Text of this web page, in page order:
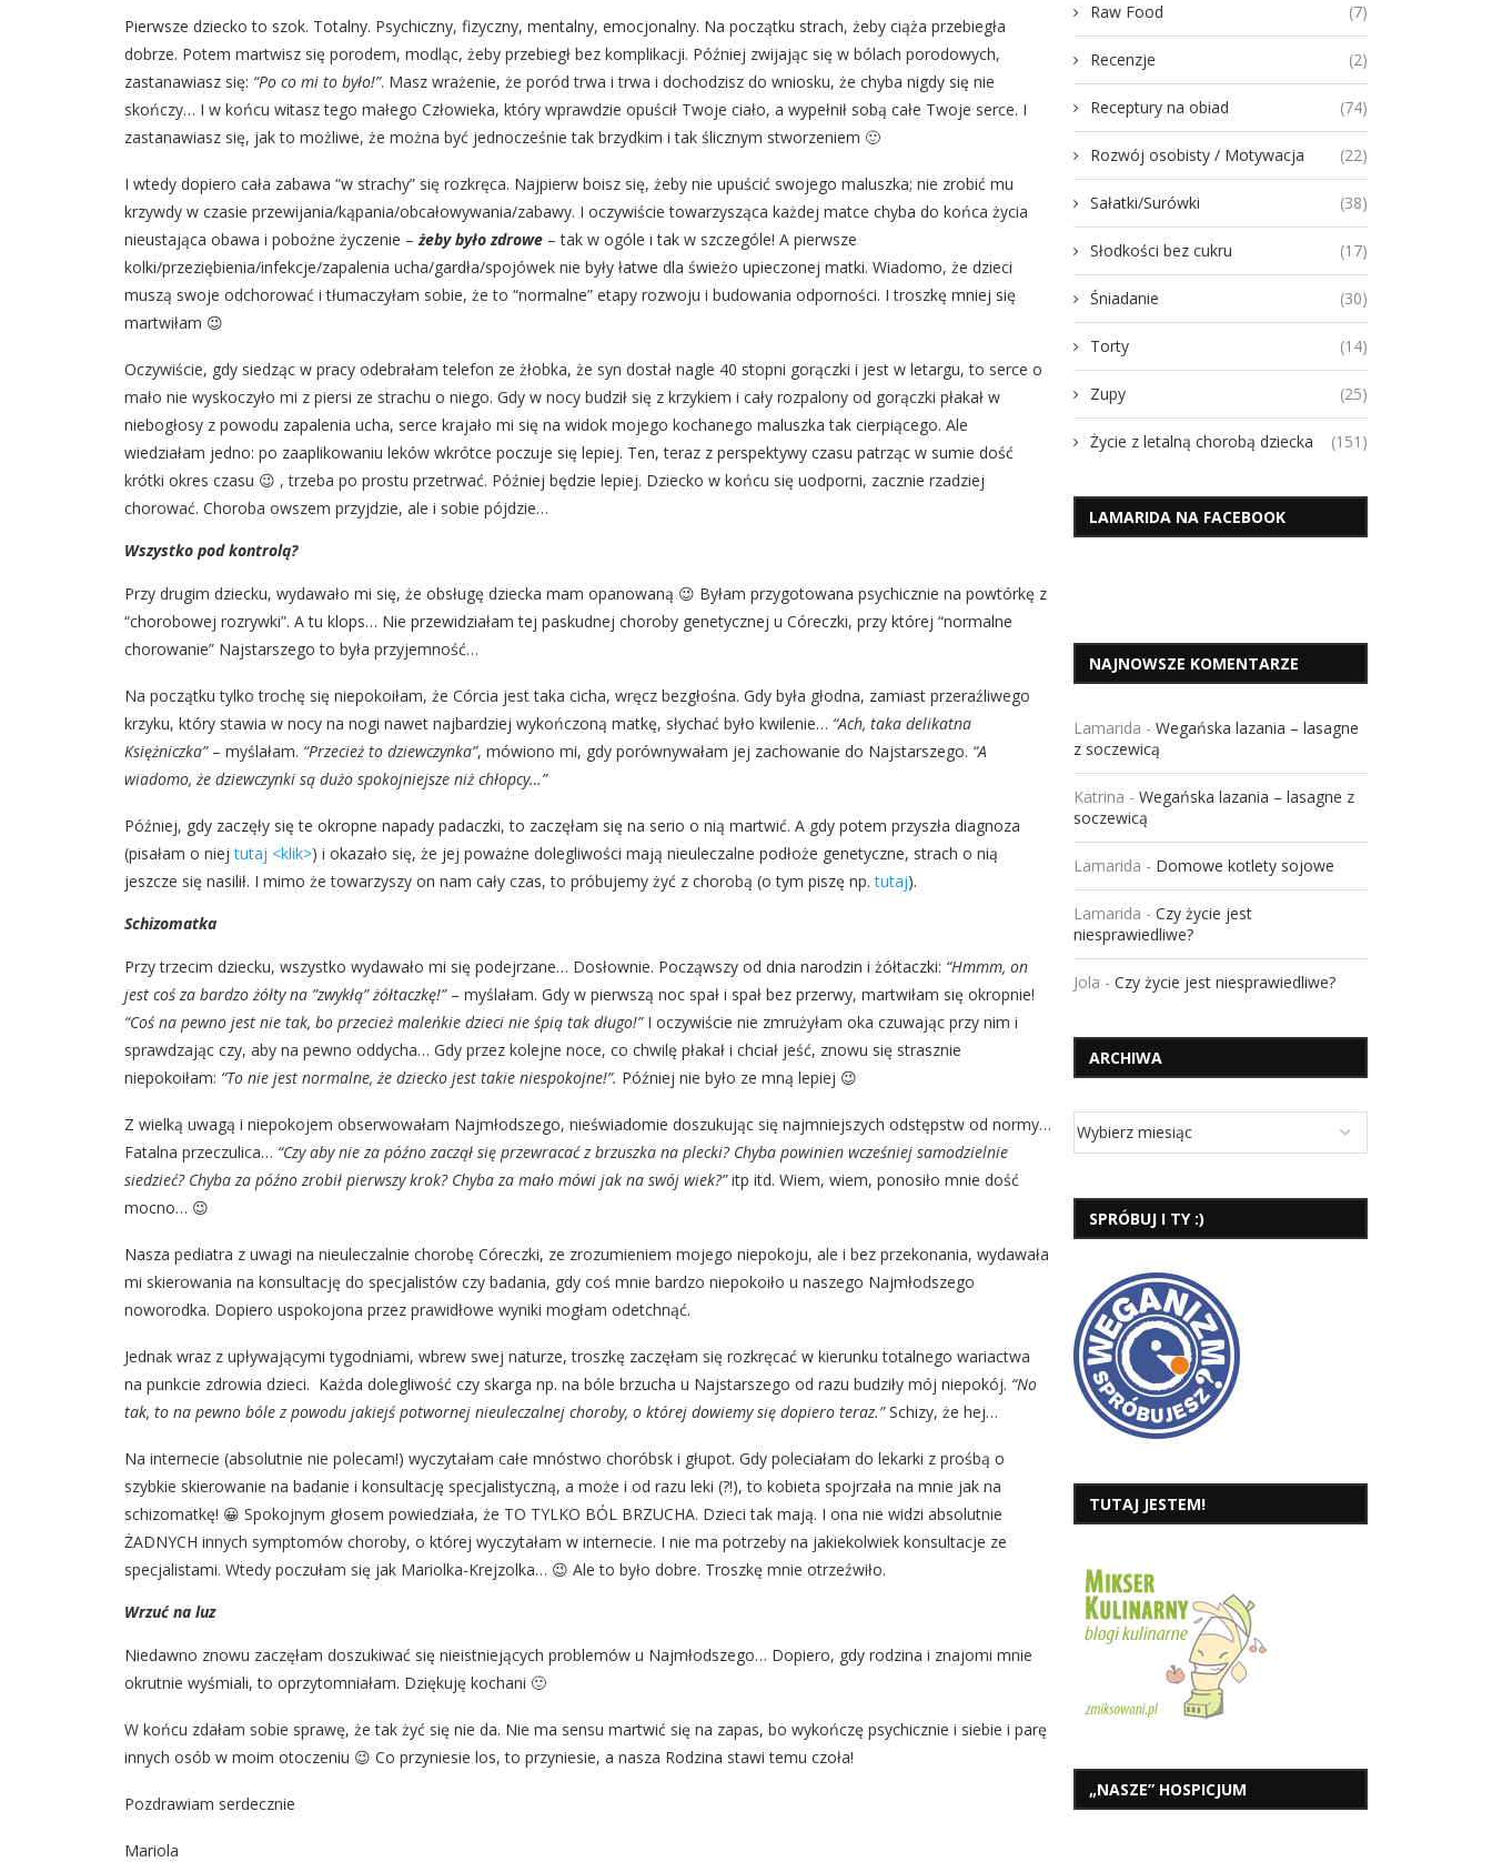
Pierwsze dziecko to szok. Totalny. Psychiczny, fizyczny, mentalny, emocjonalny. Na początku strach, żeby ciąża przebiegła
dobrze. Potem martwisz się porodem, modląc, żeby przebiegł bez komplikacji. Później zwijając się w bólach porodowych,
zastanawiasz się: “Po co mi to było!”. Masz wrażenie, że poród trwa i trwa i dochodzisz do wniosku, że chyba nigdy się nie
skończy… I w końcu witasz tego małego Człowieka, który wprawdzie opuścił Twoje ciało, a wypełnił sobą całe Twoje serce. I
zastanawiasz się, jak to możliwe, że można być jednocześnie tak brzydkim i tak ślicznym stworzeniem 🙂
I wtedy dopiero cała zabawa “w strachy” się rozkręca. Najpierw boisz się, żeby nie upuścić swojego maluszka; nie zrobić mu
krzywdy w czasie przewijania/kąpania/obcałowywania/zabawy. I oczywiście towarzysząca każdej matce chyba do końca życia
nieustająca obawa i pobożne życzenie –żeby było zdrowe – tak w ogóle i tak w szczególe! A pierwsze
kolki/przeziębienia/infekcje/zapalenia ucha/gardła/spojówek nie były łatwe dla świeżo upieczonej matki. Wiadomo, że dzieci
muszą swoje odchorować i tłumaczyłam sobie, że to “normalne” etapy rozwoju i budowania odporności. I troszkę mniej się
martwiłam 😉
Oczywiście, gdy siedząc w pracy odebrałam telefon ze żłobka, że syn dostał nagle 40 stopni gorączki i jest w letargu, to serce o
mało nie wyskoczyło mi z piersi ze strachu o niego. Gdy w nocy budził się z krzykiem i cały rozpalony od gorączki płakał w
niebogłosy z powodu zapalenia ucha, serce krajało mi się na widok mojego kochanego maluszka tak cierpiącego. Ale
wiedziałam jedno: po zaaplikowaniu leków wkrótce poczuje się lepiej. Ten, teraz z perspektywy czasu patrząc w sumie dość
krótki okres czasu 😉 , trzeba po prostu przetrwać. Później będzie lepiej. Dziecko w końcu się uodporni, zacznie rzadziej
chorować. Choroba owszem przyjdzie, ale i sobie pójdzie…
Wszystko pod kontrolą?
Przy drugim dziecku, wydawało mi się, że obsługę dziecka mam opanowaną 😉 Byłam przygotowana psychicznie na powtórkę z
“chorobowej rozrywki”. A tu klops… Nie przewidziałam tej paskudnej choroby genetycznej u Córeczki, przy której “normalne
chorowanie” Najstarszego to była przyjemność…
Na początku tylko trochę się niepokoiłam, że Córcia jest taka cicha, wręcz bezgłośna. Gdy była głodna, zamiast przeraźliwego
krzyku, który stawia w nocy na nogi nawet najbardziej wykończoną matkę, słychać było kwilenie… “Ach, taka delikatna
Księżniczka”– myślałam. “Przecież to dziewczynka”, mówiono mi, gdy porównywałam jej zachowanie do Najstarszego. “A
wiadomo, że dziewczynki są dużo spokojniejsze niż chłopcy…”
Później, gdy zaczęły się te okropne napady padaczki, to zaczęłam się na serio o nią martwić. A gdy potem przyszła diagnoza
(pisałam o niejtutaj <klik>) i okazało się, że jej poważne dolegliwości mają nieuleczalne podłoże genetyczne, strach o nią
jeszcze się nasilił. I mimo że towarzyszy on nam cały czas, to próbujemy żyć z chorobą (o tym piszę np.tutaj).
Schizomatka
Przy trzecim dziecku, wszystko wydawało mi się podejrzane… Dosłownie. Począwszy od dnia narodzin i żółtaczki: “Hmmm, on
jest coś za bardzo żółty na ”zwykłą” żółtaczkę!”– myślałam. Gdy w pierwszą noc spał i spał bez przerwy, martwiłam się okropnie!
“Coś na pewno jest nie tak, bo przecież maleńkie dzieci nie śpią tak długo!”I oczywiście nie zmrużyłam oka czuwając przy nim i
sprawdzając czy, aby na pewno oddycha… Gdy przez kolejne noce, co chwilę płakał i chciał jeść, znowu się strasznie
niepokoiłam: “To nie jest normalne, że dziecko jest takie niespokojne!”. Później nie było ze mną lepiej 😉
Z wielką uwagą i niepokojem obserwowałam Najmłodszego, nieświadomie doszukując się najmniejszych odstępstw od normy…
Fatalna przeczulica… “Czy aby nie za późno zaczął się przewracać z brzuszka na plecki? Chyba powinien wcześniej samodzielnie
siedzieć? Chyba za późno zrobił pierwszy krok? Chyba za mało mówi jak na swój wiek?”itp itd. Wiem, wiem, ponosiło mnie dość
mocno… 😉
Nasza pediatra z uwagi na nieuleczalnie chorobę Córeczki, ze zrozumieniem mojego niepokoju, ale i bez przekonania, wydawała
mi skierowania na konsultację do specjalistów czy badania, gdy coś mnie bardzo niepokoiło u naszego Najmłodszego
noworodka. Dopiero uspokojona przez prawidłowe wyniki mogłam odetchnąć.
Jednak wraz z upływającymi tygodniami, wbrew swej naturze, troszkę zaczęłam się rozkręcać w kierunku totalnego wariactwa
na punkcie zdrowia dzieci. Każda dolegliwość czy skarga np. na bóle brzucha u Najstarszego od razu budziły mój niepokój. “No
tak, to na pewno bóle z powodu jakiejś potwornej nieuleczalnej choroby, o której dowiemy się dopiero teraz.”Schizy, że hej…
Na internecie (absolutnie nie polecam!) wyczytałam całe mnóstwo choróbsk i głupot. Gdy poleciałam do lekarki z prośbą o
szybkie skierowanie na badanie i konsultację specjalistyczną, a może i od razu leki (?!), to kobieta spojrzała na mnie jak na
schizomatkę! 😀 Spokojnym głosem powiedziała, że TO TYLKO BÓL BRZUCHA. Dzieci tak mają. I ona nie widzi absolutnie
ŻADNYCH innych symptomów choroby, o której wyczytałam w internecie. I nie ma potrzeby na jakiekolwiek konsultacje ze
specjalistami. Wtedy poczułam się jak Mariolka-Krejzolka… 😉 Ale to było dobre. Troszkę mnie otrzeźwiło.
Wrzuć na luz
Niedawno znowu zaczęłam doszukiwać się nieistniejących problemów u Najmłodszego… Dopiero, gdy rodzina i znajomi mnie
okrutnie wyśmiali, to oprzytomniałam. Dziękuję kochani 🙂
W końcu zdałam sobie sprawę, że tak żyć się nie da. Nie ma sensu martwić się na zapas, bo wykończę psychicznie i siebie i parę
innych osób w moim otoczeniu 😉 Co przyniesie los, to przyniesie, a nasza Rodzina stawi temu czoła!
Pozdrawiam serdecznie
Mariola
Raw Food (7)
Recenzje (2)
Receptury na obiad (74)
Rozwój osobisty / Motywacja (22)
Sałatki/Surówki (38)
Słodkości bez cukru (17)
Śniadanie (30)
Torty (14)
Zupy (25)
Życie z letalną chorobą dziecka (151)
LAMARIDA NA FACEBOOK
NAJNOWSZE KOMENTARZE
Lamarida - Wegańska lazania – lasagne
z soczewicą
Katrina - Wegańska lazania – lasagne z
soczewicą
Lamarida - Domowe kotlety sojowe
Lamarida - Czy życie jest
niesprawiedliwe?
Jola - Czy życie jest niesprawiedliwe?
ARCHIWA
SPRÓBUJ I TY :)
TUTAJ JESTEM!
„NASZE” HOSPICJUM